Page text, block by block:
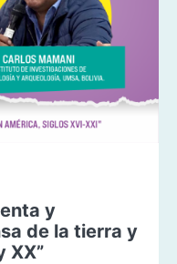
y
de la tierra y
XX”